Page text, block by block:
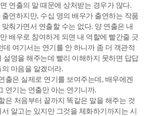
연출의 말 때문에 상처받는 경우가 많다.
연하지만, 수십 명의 배우가 출연하는 작품
춰가면서 연출할 수는 없다. 양 연출은 내
배우로 참여하게 되면 내 역할에 빨간줄 긋
데 여기서는 연기를 안 하니까 좀 더 객관적
설명을 해주는데 빨리 이해하지 못하면 답답
마음을 알겠더라.
은 실제로 연기를 보여주는데, 배우에겐
연기는 연출만 아는 연기니까.
처음부터 끝까지 똑같은 말을 해주는 것
알고는 있지만 그것을 체화하기까지는 시